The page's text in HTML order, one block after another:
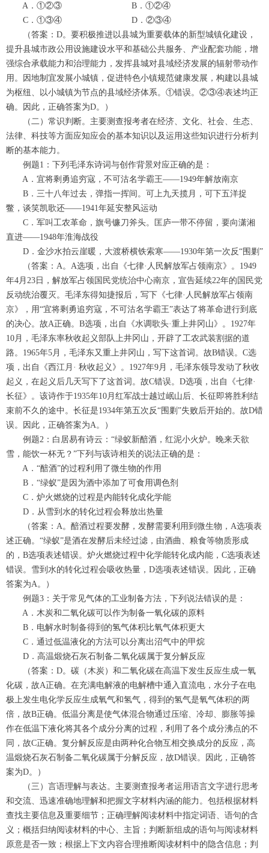
A．①②③ B．①②④
C．①③④ D．②③④
（答案：D。要积极推进以县城为重要载体的新型城镇化建设，
提升县城市政公用设施建设水平和基础公共服务、产业配套功能，增
强综合承载能力和治理能力，发挥县城对县域经济发展的辐射带动作
用。因地制宜发展小城镇，促进特色小镇规范健康发展，构建以县城
为枢纽、以小城镇为节点的县域经济体系。①错误。②③④表述均正
确。因此，正确答案为D。）
（二）常识判断。主要测查报考者在经济、文化、社会、生态、
法律、科技等方面应知应会的基本知识以及运用这些知识进行分析判
断的基本能力。
例题1：下列毛泽东诗词与创作背景对应正确的是：
A．宜将剩勇追穷寇，不可沽名学霸王——1949年解放南京
B．三十八年过去，弹指一挥间。可上九天揽月，可下五洋捉
鳖，谈笑凯歌还——1941年延安整风运动
C．军叫工农革命，旗号镰刀斧头。匡庐一带不停留，要向潇湘
直进——1948年淮海战役
D．金沙水拍云崖暖，大渡桥横铁索寒——1930年第一次反“围剿”
（答案：A。A选项，出自《七律·人民解放军占领南京》。1949
年4月23日，解放军占领国民党统治中心南京，宣告延续22年的国民党
反动统治覆灭。毛泽东得知捷报后，写下《七律·人民解放军占领南
京》，用“宜将剩勇追穷寇，不可沽名学霸王”表达了将革命进行到底
的决心。故A正确。B选项，出自《水调歌头·重上井冈山》。1927年
10月，毛泽东率秋收起义部队上井冈山，开辟了工农武装割据的道
路。1965年5月，毛泽东又重上井冈山，写下这首词。故B错误。C选
项，出自《西江月· 秋收起义》。1927年9月，毛泽东领导发动了秋收
起义，在起义后几天写下了这首词。故C错误。D选项，出自《七律·
长征》。该诗作于1935年10月红军战士越过岷山后、长征即将胜利结
束前不久的途中。长征是1934年第五次反“围剿”失败后开始的。故D错
误。因此，正确答案为A。）
例题2：白居易有诗云：“绿蚁新醅酒，红泥小火炉。晚来天欲
雪，能饮一杯无？”下列与该诗相关的说法正确的是：
A．“醅酒”的过程利用了微生物的作用
B．“绿蚁”是因为酒中添加了可食用调色剂
C．炉火燃烧的过程是内能转化成化学能
D．从雪到水的转化过程会释放出热量
（答案：A。醅酒过程要发酵，发酵需要利用到微生物，A选项表
述正确。“绿蚁”是酒在发酵后未经过滤，由酒曲、粮食等物质形成
的，B选项表述错误。炉火燃烧过程中化学能转化成内能，C选项表述
错误。雪到水的转化过程会吸收热量，D选项表述错误。因此，正确
答案为A。）
例题3：关于常见气体的工业制备方法，下列说法错误的是：
A．木炭和二氧化碳可以作为制备一氧化碳的原料
B．电解水时制备得到的氢气体积比氧气体积更大
C．通过低温液化的方法可以分离出沼气中的甲烷
D．高温煅烧石灰石制备二氧化碳属于复分解反应
（答案：D。碳（木炭）和二氧化碳在高温下发生反应生成一氧
化碳，故A正确。在充满电解液的电解槽中通入直流电，水分子在电
极上发生电化学反应生成氧气和氢气，得到的氢气是氧气体积的两
倍，故B正确。低温分离是使气体混合物通过压缩、冷却、膨胀等操
作在低温下液化将其各个成分分离的过程，利用了各个成分沸点的不
同，故C正确。复分解反应是由两种化合物互相交换成分的反应，高
温煅烧石灰石制备二氧化碳属于分解反应，故D错误。因此，正确答
案为D。）
（三）言语理解与表达。主要测查报考者运用语言文字进行思考
和交流、迅速准确地理解和把握文字材料内涵的能力。包括根据材料
查找主要信息及重要细节；正确理解阅读材料中指定词语、语句的含
义；概括归纳阅读材料的中心、主旨；判断新组成的语句与阅读材料
原意是否一致；根据上下文内容合理推断阅读材料中的隐含信息；判